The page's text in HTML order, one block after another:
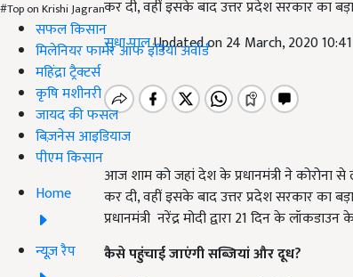
#Top on Krishi Jagran
सफल किसान
मिलेनियर फार्मर ऑफ इंडिया अवॉर्ड
महिंद्रा ट्रैक्टर्स
कृषि मशीनरी
जायद की फसल
बिज़नेस आइडियाज
पीएम किसान
Home
न्यूज़ रैप
कर दी, वहीं इसके बाद उत्तर प्रदेश सरकार का
सुधा पालUpdated on 24 March, 2020
आज शाम को जहां देश के प्रधानमंत्री ने कोरोना
कर दी, वहीं इसके बाद उत्तर प्रदेश सरकार का
प्रधानमंत्री नरेंद्र मोदी द्वारा 21 दिन के
कैसे पहुंचाई जाएंगी सब्जियां और दूध?